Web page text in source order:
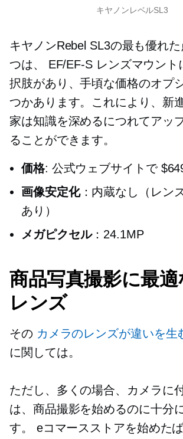
キヤノンレベルSL3
キヤノンRebel SL3の最も優れ
つは、 EF/EF-Sレンズマウント
択肢があり、手頃な価格のオプ
つかあります。これにより、新
家は知識を深めるにつれてアッ
ることができます。
価格: 公式ウェブサイトで
画像安定化：内蔵なし（レン
あり）
メガピクセル：24.1MP
商品写真撮影に最
レンズ
その カメラのレンズが違いを生
に関しては。
ただし、多くの場合、カメラに
は、商品撮影を始めるのに十分
す。 eコマースストアを始めた